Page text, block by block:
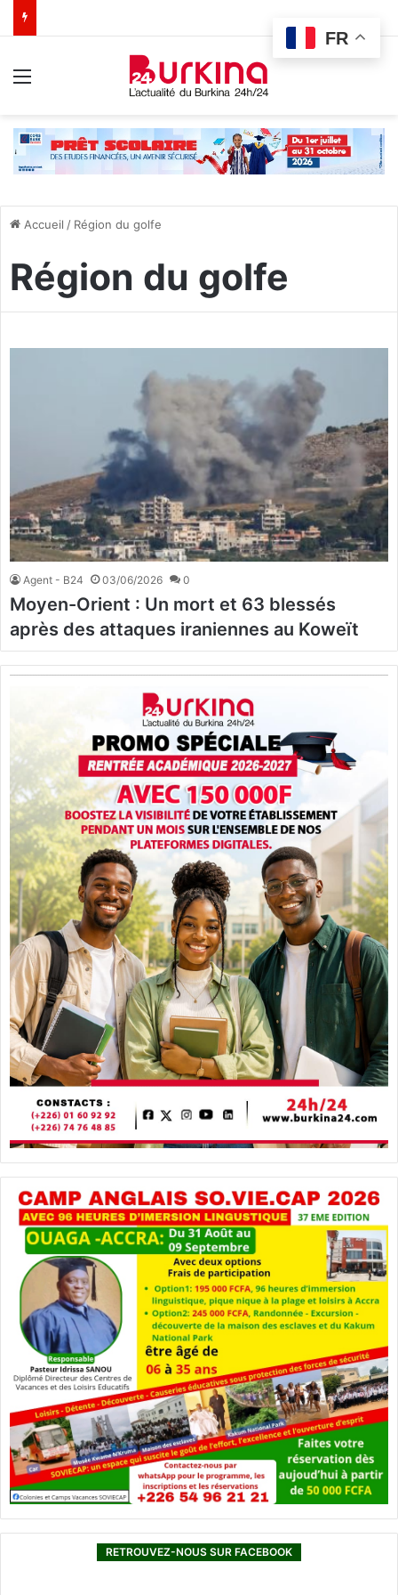
Accueil / Région du golfe
Région du golfe
Agent - B24 03/06/2026 0
Moyen-Orient : Un mort et 63 blessés
après des attaques iraniennes au Koweït
RETROUVEZ-NOUS SUR FACEBOOK
FR